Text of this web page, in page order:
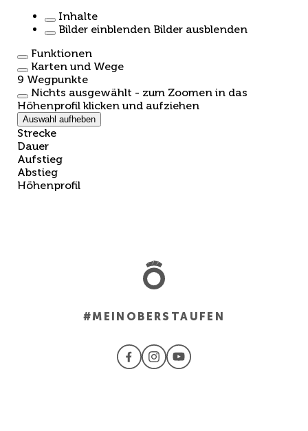
Inhalte
Bilder einblenden Bilder ausblenden
Funktionen
Karten und Wege
9 Wegpunkte
Nichts ausgewählt - zum Zoomen in das
Höhenprofil klicken und aufziehen
Auswahl aufheben
Strecke
Dauer
Aufstieg
Abstieg
Höhenprofil
#MEINOBERSTAUFEN